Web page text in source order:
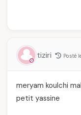
tiziri Posté
meryam koulchi
petit yassine